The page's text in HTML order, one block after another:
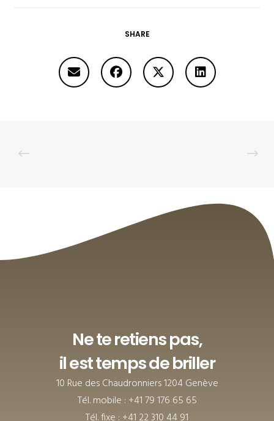
SHARE
Ne te retiens pas,
il est temps de briller
10 Rue des Chaudronniers 1204 Genève
Tél. mobile : +41 79 176 65 65